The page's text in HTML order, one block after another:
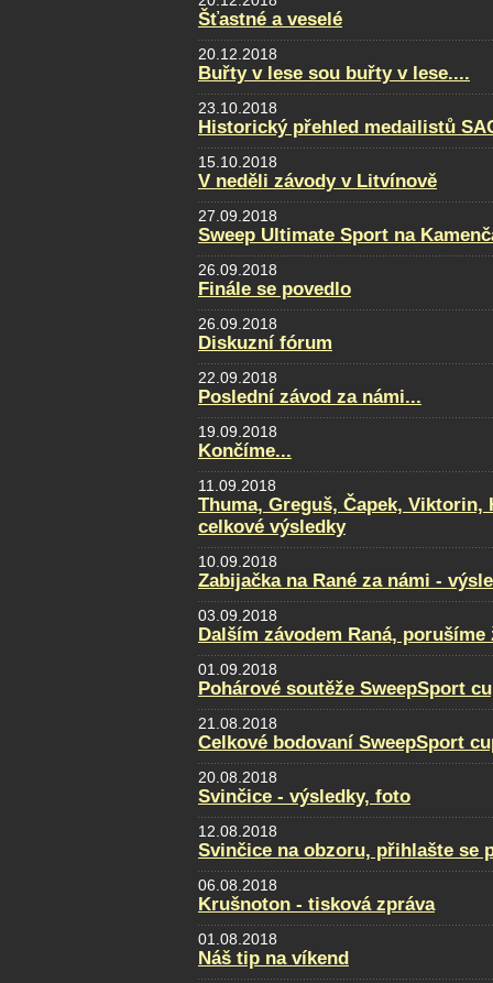
Šťastné a veselé
20.12.2018
Buřty v lese sou buřty v lese....
23.10.2018
Historický přehled medailistů
15.10.2018
V neděli závody v Litvínově
27.09.2018
Sweep Ultimate Sport na
26.09.2018
Finále se povedlo
26.09.2018
Diskuzní fórum
22.09.2018
Poslední závod za námi...
19.09.2018
Končíme...
11.09.2018
Thuma, Greguš, Čapek, Viktorin,
celkové výsledky
10.09.2018
Zabijačka na Rané za námi -
03.09.2018
Dalším závodem Raná,
01.09.2018
Pohárové soutěže SweepSport
21.08.2018
Celkové bodovaní SweepSport
20.08.2018
Svinčice - výsledky, foto
12.08.2018
Svinčice na obzoru, přihlašte se
06.08.2018
Krušnoton - tisková zpráva
01.08.2018
Náš tip na víkend